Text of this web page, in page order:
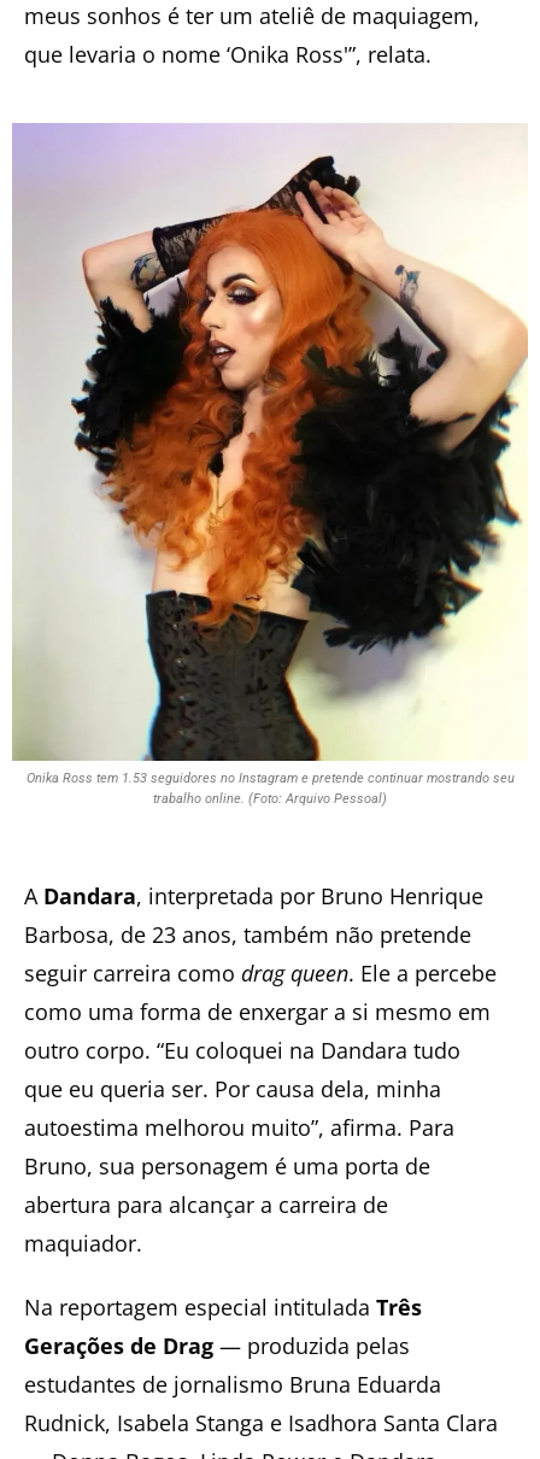
meus sonhos é ter um ateliê de maquiagem,
que levaria o nome ‘Onika Ross'”, relata.
Onika Ross tem 1.53 seguidores no Instagram e pretende continuar mostrando seu
trabalho online. (Foto: Arquivo Pessoal)
A Dandara, interpretada por Bruno Henrique
Barbosa, de 23 anos, também não pretende
seguir carreira como drag queen. Ele a percebe
como uma forma de enxergar a si mesmo em
outro corpo. “Eu coloquei na Dandara tudo
que eu queria ser. Por causa dela, minha
autoestima melhorou muito”, afirma. Para
Bruno, sua personagem é uma porta de
abertura para alcançar a carreira de
maquiador.
Na reportagem especial intitulada Três
Gerações de Drag — produzida pelas
estudantes de jornalismo Bruna Eduarda
Rudnick, Isabela Stanga e Isadhora Santa Clara